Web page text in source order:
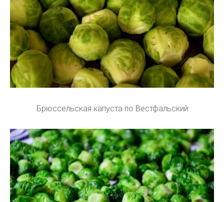
Брюссельская капуста по Вестфальский